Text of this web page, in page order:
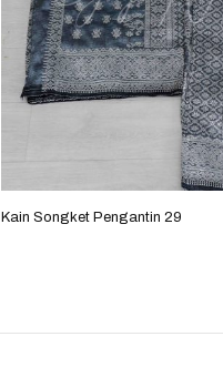
Kain Songket Pengantin 29